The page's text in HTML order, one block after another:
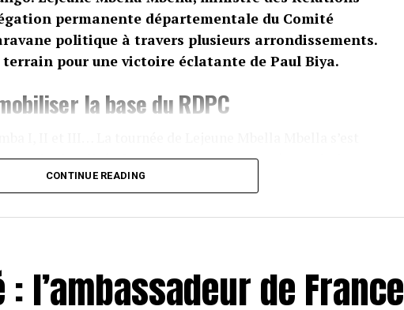
permanente départementale du Comité
politique à travers plusieurs arrondissements.
pour une victoire éclatante de Paul Biya.
la base du RDPC
grandes localités du Moungo. Partout, la même mission :
autour de la candidature de Paul Biya à la
À ses côtés, plusieurs cadres du parti : le sénateur
Essobmadje, chargé de mission, ainsi que Mpoudi Ngolle
le même mot d’ordre : unité, discipline et fidélité au
CONTINUE READING
: l’ambassadeur de France